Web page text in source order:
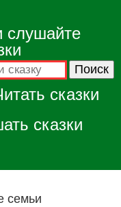
слушайте
сказки
сказки
семьи